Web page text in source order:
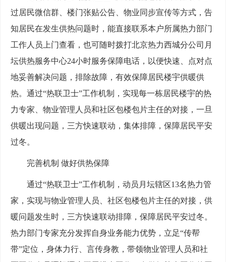
过居民微信群、楼门张贴公告、物业同步宣传等方式，告
知居民在发生供热问题时，能直接联系本户所属热力部门
工作人员上门查看，也可随时拨打北京热力西城分公司月
坛供热服务中心24小时服务保障电话，以便快速、点对点
地妥善解决问题，排除故障，有效保障居民楼宇供暖供
热。通过“热联卫士”工作机制，实现每一栋居民楼宇的热
力专家、物业管理人员和社区包楼包片主任的对接，一旦
供暖出现问题，三方快速联动，集体排障，保障居民平安
过冬。
完善机制 做好供热保障
通过“热联卫士”工作机制，动员月坛辖区13名热力管
家，实现与物业管理人员、社区包楼包片主任的对接，供
暖问题发生时，三方快速联动排障，保障居民平安过冬。
热力部门专家充分发挥自身业务能力优势，立足“传帮
带”定位，身体力行、言传身教，带领物业管理人员和社